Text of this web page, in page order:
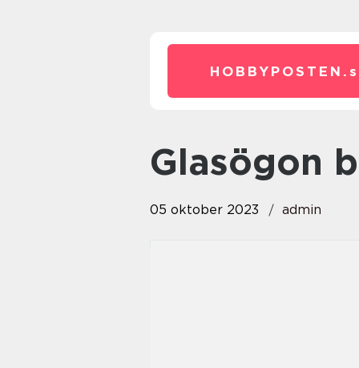
HOBBYPOSTEN.
glasögon
05 oktober 2023 admin